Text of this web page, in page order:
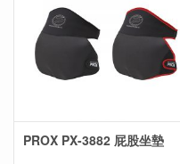
PROX PX-3882 屁股坐墊